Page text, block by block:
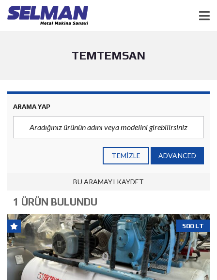
TEMTEMSAN
ARAMA YAP
TEMIZLE ADVANCED
BU ARAMAYI KAYDET
1 ÜRÜN BULUNDU
500 LT